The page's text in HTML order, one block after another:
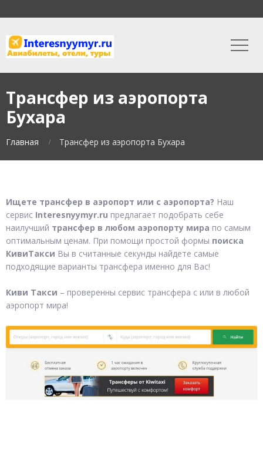
Трансфер из аэропорта
Бухара
Главная Трансфер из аэропорта Бухара
Ищете трансфер в аэропорт или с аэропорта? Наш
сервис Interesnyymyr.ru предлагает подобрать себе
наилучший трансфер в любом аэропорту мира по самым
оптимальным ценам. При помощи простой формы поиска
КивиТакси Вы в считанные секунды найдете самые
подходящие варианты трансфера именно для Вас!
Киви Такси – проверенны сервис трансфера с или в любой
аэропорт мира!